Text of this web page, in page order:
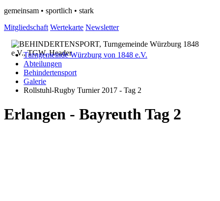
gemeinsam • sportlich • stark
Mitgliedschaft Wertekarte Newsletter
Turngemeinde Würzburg von 1848 e.V.
Abteilungen
Behindertensport
Galerie
Rollstuhl-Rugby Turnier 2017 - Tag 2
Erlangen - Bayreuth Tag 2